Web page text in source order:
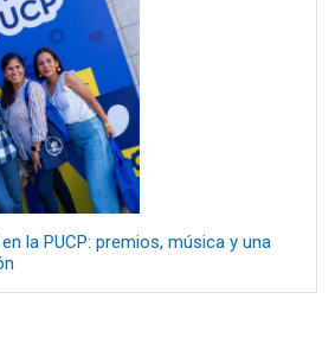
la PUCP: premios, música y una